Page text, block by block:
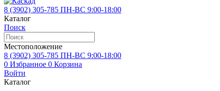
8 (3902) 305-785 ПН-ВС 9:00-18:00
Каталог
Поиск
Местоположение
8 (3902) 305-785 ПН-ВС 9:00-18:00
0 Избранное 0 Корзина
Войти
Каталог